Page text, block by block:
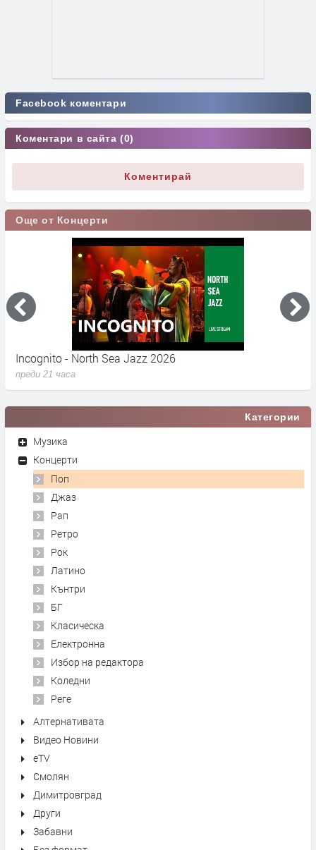
Facebook коментари
Коментари в сайта (0)
Коментирай
Още от Концерти
Incognito - North Sea Jazz 2026
преди 21 часа
Категории
Музика
Концерти
Поп
Джаз
Рап
Ретро
Рок
Латино
Кънтри
БГ
Класическа
Електронна
Избор на редактора
Коледни
Реге
Алтернативата
Видео Новини
eTV
Смолян
Димитровград
Други
Забавни